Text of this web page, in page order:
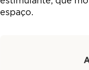
espaço.